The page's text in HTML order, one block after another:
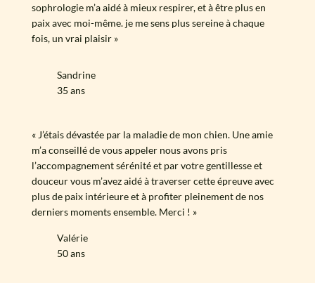
sophrologie m’a aidé à mieux respirer, et à être plus en
paix avec moi-même. je me sens plus sereine à chaque
fois, un vrai plaisir »
Sandrine
35 ans
« J’étais dévastée par la maladie de mon chien. Une amie
m’a conseillé de vous appeler nous avons pris
l’accompagnement sérénité et par votre gentillesse et
douceur vous m’avez aidé à traverser cette épreuve avec
plus de paix intérieure et à profiter pleinement de nos
derniers moments ensemble. Merci ! »
Valérie
50 ans